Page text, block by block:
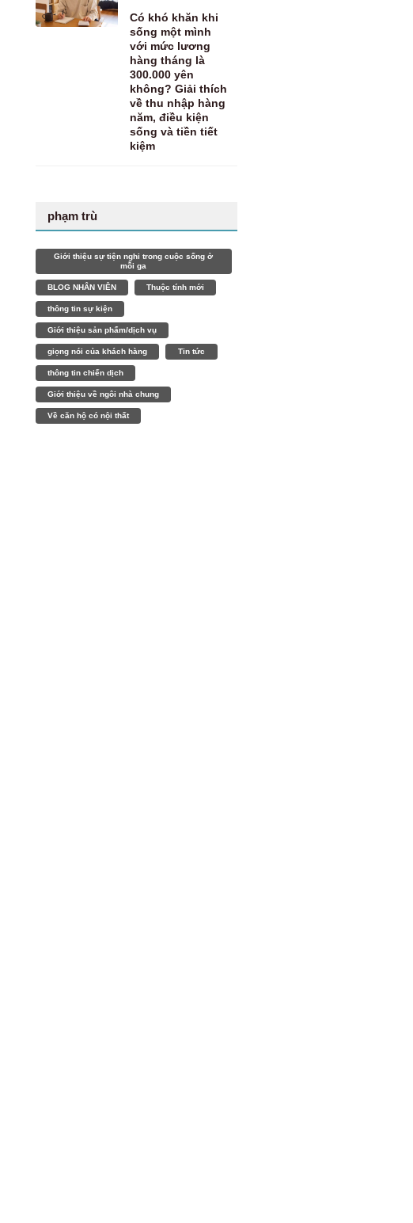
Có khó khăn khi
sống một mình
với mức lương
hàng tháng là
300.000 yên
không? Giải thích
về thu nhập hàng
năm, điều kiện
sống và tiền tiết
kiệm
phạm trù
Giới thiệu sự tiện nghi trong cuộc sống ở
mỗi ga
BLOG NHÂN VIÊN Thuộc tính mới
thông tin sự kiện
Giới thiệu sản phẩm/dịch vụ
giọng nói của khách hàng Tin tức
thông tin chiến dịch
Giới thiệu về ngôi nhà chung
Về căn hộ có nội thất